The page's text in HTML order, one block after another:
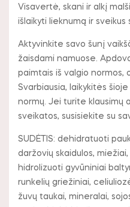
Visavertė, skani ir alkį
išlaikyti lieknumą ir sveikus
Aktyvinkite savo šunį
žaisdami namuose.
paimtais iš valgio normos,
Svarbiausia, laikykitės
normų. Jei turite klausimų
sveikatos, susisiekite su
SUDĖTIS: dehidratuoti
daržovių skaidulos,
hidrolizuoti gyvūniniai
runkelių griežiniai,
žuvų taukai, mineralai,